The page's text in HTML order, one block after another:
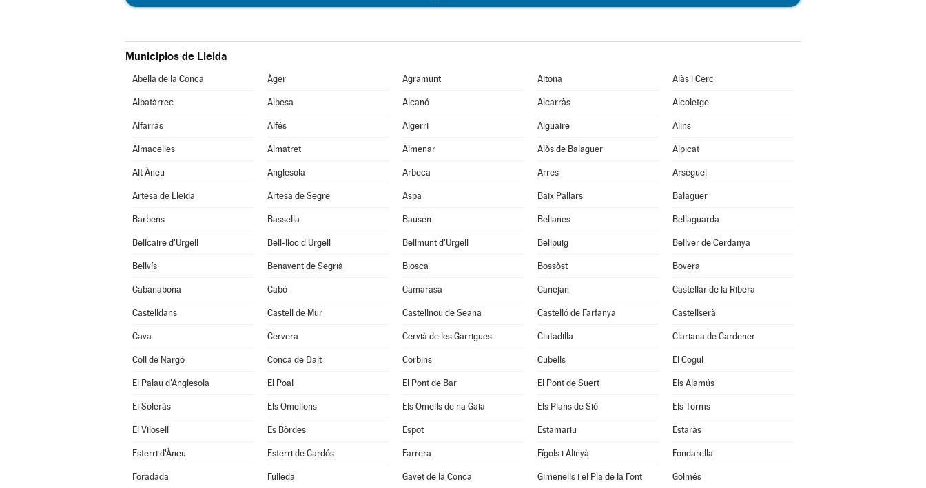
Municipios de Lleida
Abella de la Conca Àger Agramunt Aitona Alàs i Cerc
Albatàrrec Albesa Alcanó Alcarràs Alcoletge
Alfarràs Alfés Algerri Alguaire Alins
Almacelles Almatret Almenar Alòs de Balaguer Alpicat
Alt Àneu Anglesola Arbeca Arres Arsèguel
Artesa de Lleida Artesa de Segre Aspa Baix Pallars Balaguer
Barbens Bassella Bausen Belianes Bellaguarda
Bellcaire d'Urgell Bell-lloc d'Urgell Bellmunt d'Urgell Bellpuig Bellver de Cerdanya
Bellvís Benavent de Segrià Biosca Bossòst Bovera
Cabanabona Cabó Camarasa Canejan Castellar de la Ribera
Castelldans Castell de Mur Castellnou de Seana Castelló de Farfanya Castellserà
Cava Cervera Cervià de les Garrigues Ciutadilla Clariana de Cardener
Coll de Nargó Conca de Dalt Corbins Cubells El Cogul
El Palau d'Anglesola El Poal El Pont de Bar El Pont de Suert Els Alamús
El Soleràs Els Omellons Els Omells de na Gaia Els Plans de Sió Els Torms
El Vilosell Es Bòrdes Espot Estamariu Estaràs
Esterri d'Àneu Esterri de Cardós Farrera Fígols i Alinyà Fondarella
Foradada Fulleda Gavet de la Conca Gimenells i el Pla de la Font Golmés